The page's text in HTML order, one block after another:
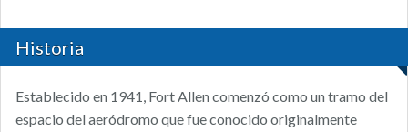
Historia
Establecido en 1941, Fort Allen comenzó como un tramo del
espacio del aeródromo que fue conocido originalmente